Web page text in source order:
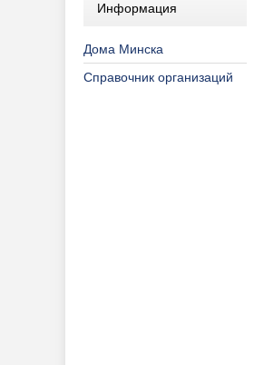
Информация
Дома Минска
Справочник организаций